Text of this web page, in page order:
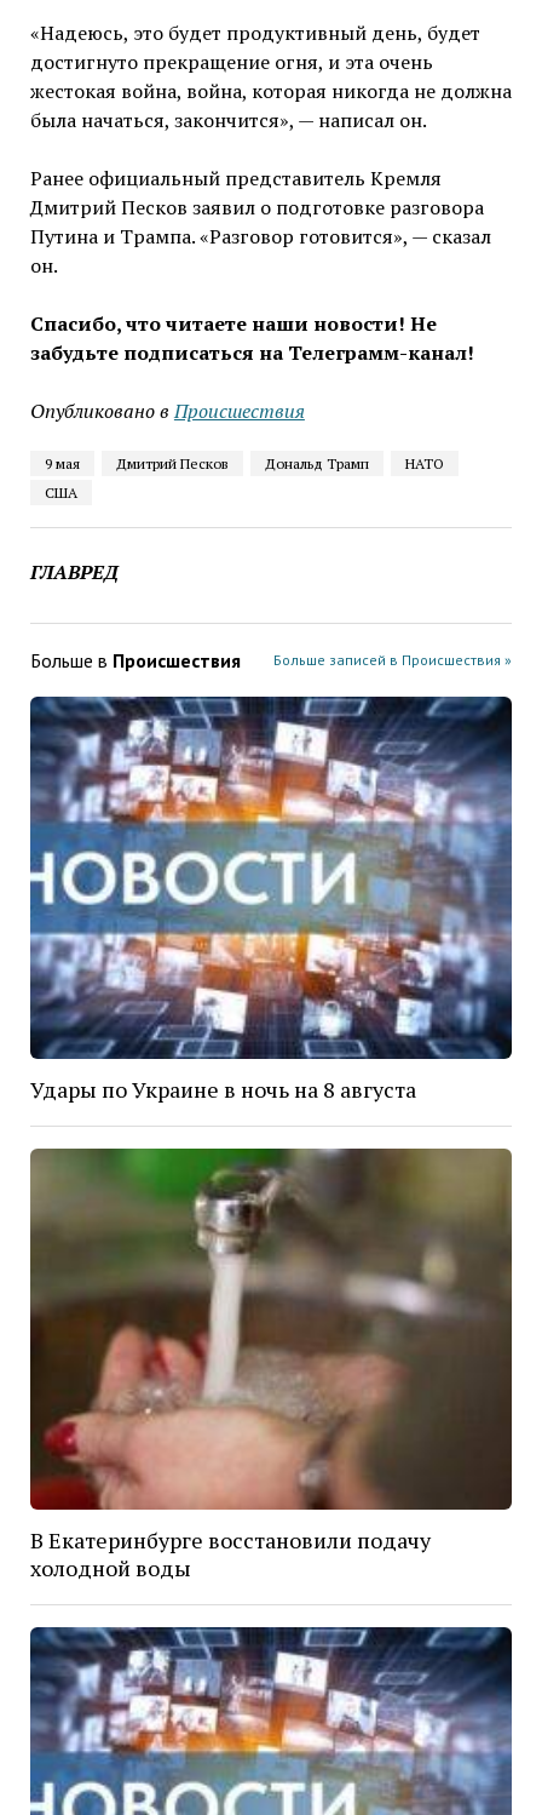
«Надеюсь, это будет продуктивный день, будет
достигнуто прекращение огня, и эта очень
жестокая война, война, которая никогда не должна
была начаться, закончится», — написал он.
Ранее официальный представитель Кремля
Дмитрий Песков заявил о подготовке разговора
Путина и Трампа. «Разговор готовится», — сказал
он.
Спасибо, что читаете наши новости! Не
забудьте подписаться на Телеграмм-канал!
Опубликовано в Проиcшествия
9 мая Дмитрий Песков Дональд Трамп
НАТО
США
ГЛАВРЕД
Больше в Проиcшествия Больше записей в Проиcшествия »
Удары по Украине в ночь на 8 августа
В Екатеринбурге восстановили подачу
холодной воды